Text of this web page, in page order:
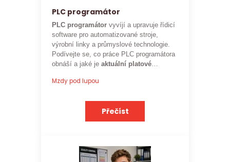
PLC programátor
PLC programátorvyvíjí a upravuje řídicí
software pro automatizované stroje,
výrobní linky a průmyslové technologie.
Podívejte se, co práce PLC programátora
obnáší a jaké jeaktuální platové
Mzdy pod lupou
Přečíst